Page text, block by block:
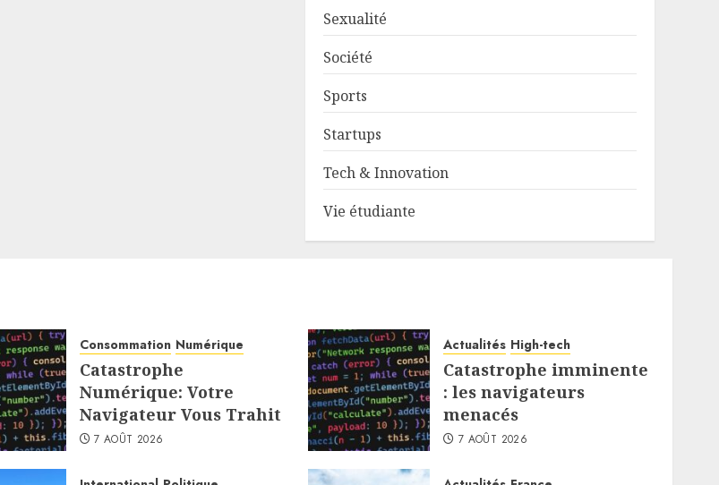
Sexualité
Société
Sports
Startups
Tech & Innovation
Vie étudiante
Consommation Numérique
Catastrophe
Numérique: Votre
Navigateur Vous Trahit
7 AOÛT 2026
Actualités High-tech
Catastrophe imminente
: les navigateurs
menacés
7 AOÛT 2026